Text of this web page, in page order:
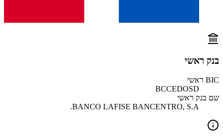
בנק ראשי
BIC ראשי
BCCEDOSD
שם בנק ראשי
BANCO LAFISE BANCENTRO, S.A.